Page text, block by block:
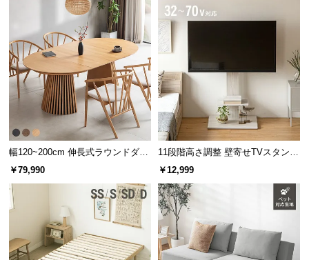
幅120~200cm 伸長式ラウンドダイ
ニングテーブル 6人掛け 天然木突
￥79,990
11段階高さ調整 壁寄せTVスタンド
キャスター付き 上下左右角度調節
￥12,999